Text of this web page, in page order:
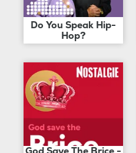
Do You Speak Hip-
Hop?